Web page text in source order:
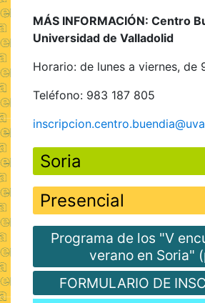
MÁS INFORMACIÓN: Centro
Universidad de Valladolid
Horario: de lunes a viernes, de
Teléfono: 983 187 805
Soria
Presencial
Programa de los "V
verano en Soria"
FORMULARIO DE